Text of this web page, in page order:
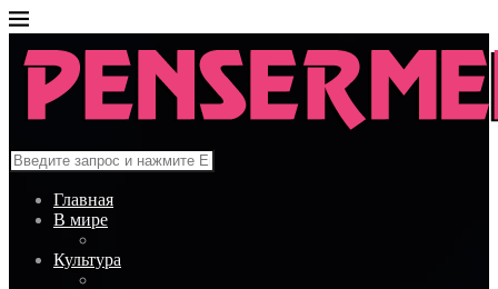
Главная
В мире
Культура